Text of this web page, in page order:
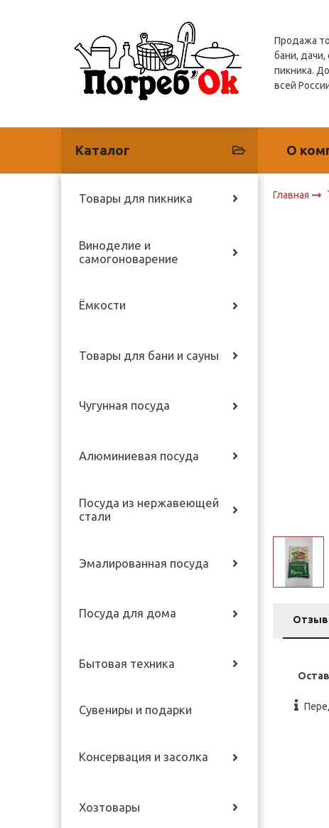
Продажа
бани,
пикника.
всей
Каталог О
Товары для пикника
Виноделие и
самогоноварение
Ёмкости
Товары для бани и сауны
Чугунная посуда
Алюминиевая посуда
Посуда из нержавеющей
стали
Эмалированная посуда
Посуда для дома
Бытовая техника
Сувениры и подарки
Консервация и засолка
Хозтовары
Главная